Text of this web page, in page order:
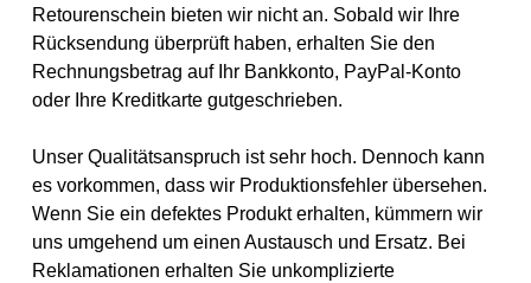
Retourenschein bieten wir nicht an. Sobald wir Ihre
Rücksendung überprüft haben, erhalten Sie den
Rechnungsbetrag auf Ihr Bankkonto, PayPal-Konto
oder Ihre Kreditkarte gutgeschrieben.
Unser Qualitätsanspruch ist sehr hoch. Dennoch kann
es vorkommen, dass wir Produktionsfehler übersehen.
Wenn Sie ein defektes Produkt erhalten, kümmern wir
uns umgehend um einen Austausch und Ersatz. Bei
Reklamationen erhalten Sie unkomplizierte